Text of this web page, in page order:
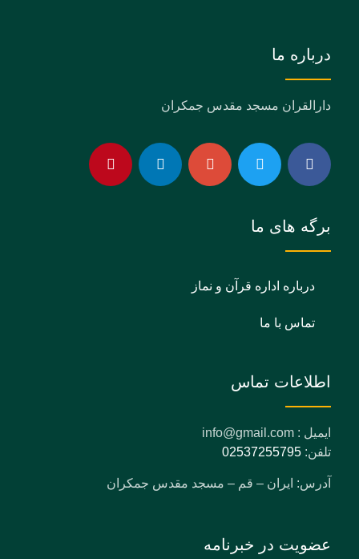
درباره ما
دارالقران مسجد مقدس جمکران
برگه های ما
درباره اداره قرآن و نماز
تماس با ما
اطلاعات تماس
ایمیل : info@gmail.com
تلفن: 02537255795
آدرس: ایران – قم – مسجد مقدس جمکران
عضویت در خبرنامه